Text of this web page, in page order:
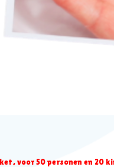
voor 50 personen en 20